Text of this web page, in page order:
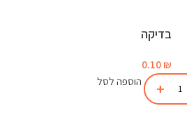
בדיקה
0.10 ₪
הוספה לסל